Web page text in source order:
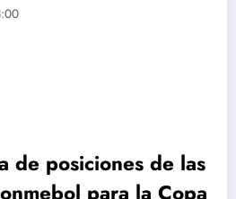
de posiciones de las
para la Copa